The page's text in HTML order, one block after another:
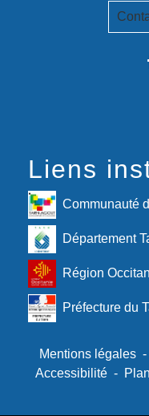
Liens
Communauté
Département
Région
Préfecture du
Mentions légales -
Accessibilité -